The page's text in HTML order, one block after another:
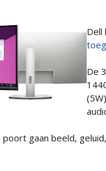
Dell
De
poort gaan beeld,